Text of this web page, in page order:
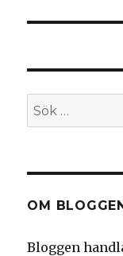
Sök
efter:
OM
Bloggen